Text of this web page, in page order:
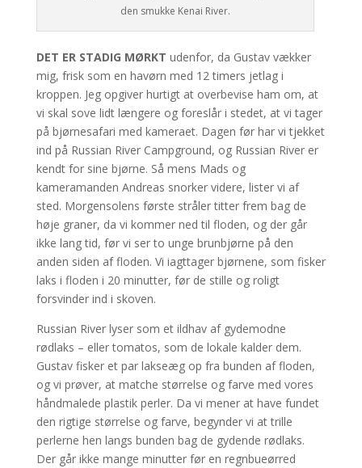
den smukke Kenai River.
DET ER STADIG MØRKT udenfor, da Gustav vækker
mig, frisk som en havørn med 12 timers jetlag i
kroppen. Jeg opgiver hurtigt at overbevise ham om, at
vi skal sove lidt længere og foreslår i stedet, at vi tager
på bjørnesafari med kameraet. Dagen før har vi tjekket
ind på Russian River Camp­ground, og Russian River er
kendt for sine bjørne. Så mens Mads og
kameramanden Andreas snorker videre, lister vi af
sted. Morgensolens første stråler titter frem bag de
høje graner, da vi kommer ned til floden, og der går
ikke lang tid, før vi ser to unge brunbjørne på den
anden siden af floden. Vi iagttager bjørnene, som fisker
laks i floden i 20 minutter, før de stille og roligt
forsvinder ind i skoven.
Russian River lyser som et ildhav af gydemodne
rødlaks – eller tomatos, som de lokale kalder dem.
Gustav fisker et par lakseæg op fra bunden af floden,
og vi prøver, at matche størrelse og farve med vores
håndmalede plastik perler. Da vi mener at have fundet
den rigtige størrelse og farve, begynder vi at trille
perlerne hen langs bunden bag de gydende rødlaks.
Der går ikke mange minutter før en regn­bue­ørred